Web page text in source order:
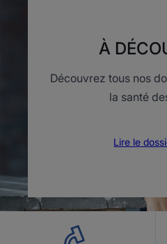
À
Découvrez tous nos
la santé
Lire le